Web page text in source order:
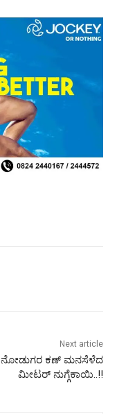
Next article
ನೋಡುಗರ ಕಣ್ ಮನಸೆಳೆದ
ಮೀಟರ್ ನುಗ್ಗೆಕಾಯಿ..!!